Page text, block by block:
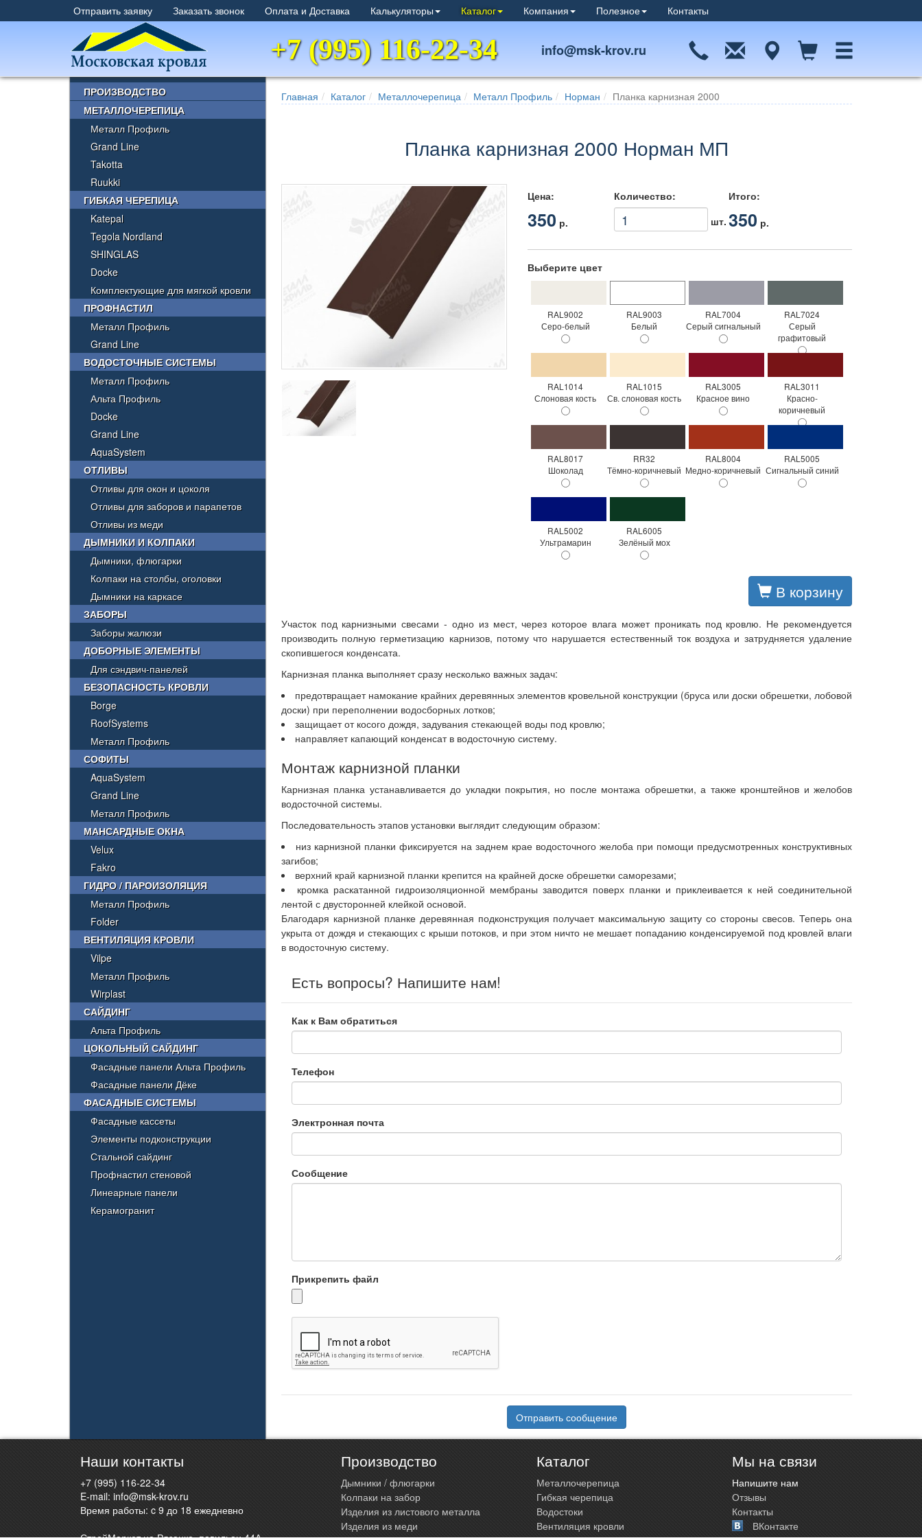
+7 (995) 116-22-34 info@msk-krov.ru
Отправить заявку Заказать звонок Оплата и Доставка Калькуляторы Каталог Компания Полезное Контакты
Главная Каталог Металлочерепица Металл Профиль Норман Планка карнизная 2000
Планка карнизная 2000 Норман МП
Цена:
350 р.
Количество:
шт.
Итого:
350 р.
Выберите цвет
RAL9002
Серо-белый
RAL9003
Белый
RAL7004
Серый сигнальный
RAL7024
Серый
графитовый
RAL1014
Слоновая кость
RAL1015
Св. слоновая кость
RAL3005
Красное вино
RAL3011
Красно-
коричневый
RAL8017
Шоколад
RR32
Тёмно-коричневый
RAL8004
Медно-коричневый
RAL5005
Сигнальный синий
RAL5002
Ультрамарин
RAL6005
Зелёный мох
В корзину
Участок под карнизными свесами - одно из мест, через которое влага может проникать под кровлю. Не рекомендуется
производить полную герметизацию карнизов, потому что нарушается естественный ток воздуха и затрудняется удаление
скопившегося конденсата.
Карнизная планка выполняет сразу несколько важных задач:
предотвращает намокание крайних деревянных элементов кровельной конструкции (бруса или доски обрешетки, лобовой
доски) при переполнении водосборных лотков;
защищает от косого дождя, задувания стекающей воды под кровлю;
направляет капающий конденсат в водосточную систему.
Монтаж карнизной планки
Карнизная планка устанавливается до укладки покрытия, но после монтажа обрешетки, а также кронштейнов и желобов
водосточной системы.
Последовательность этапов установки выглядит следующим образом:
низ карнизной планки фиксируется на заднем крае водосточного желоба при помощи предусмотренных конструктивных
загибов;
верхний край карнизной планки крепится на крайней доске обрешетки саморезами;
кромка раскатанной гидроизоляционной мембраны заводится поверх планки и приклеивается к ней соединительной
лентой с двусторонней клейкой основой.
Благодаря карнизной планке деревянная подконструкция получает максимальную защиту со стороны свесов. Теперь она
укрыта от дождя и стекающих с крыши потоков, и при этом ничто не мешает попаданию конденсируемой под кровлей влаги
в водосточную систему.
Есть вопросы? Напишите нам!
Как к Вам обратиться
Телефон
Электронная почта
Сообщение
Прикрепить файл
Отправить сообщение
ПРОИЗВОДСТВО
МЕТАЛЛОЧЕРЕПИЦА
Металл Профиль
Grand Line
Takotta
Ruukki
ГИБКАЯ ЧЕРЕПИЦА
Katepal
Tegola Nordland
SHINGLAS
Docke
Комплектующие для мягкой кровли
ПРОФНАСТИЛ
Металл Профиль
Grand Line
ВОДОСТОЧНЫЕ СИСТЕМЫ
Металл Профиль
Альта Профиль
Docke
Grand Line
AquaSystem
ОТЛИВЫ
Отливы для окон и цоколя
Отливы для заборов и парапетов
Отливы из меди
ДЫМНИКИ И КОЛПАКИ
Дымники, флюгарки
Колпаки на столбы, оголовки
Дымники на каркасе
ЗАБОРЫ
Заборы жалюзи
ДОБОРНЫЕ ЭЛЕМЕНТЫ
Для сэндвич-панелей
БЕЗОПАСНОСТЬ КРОВЛИ
Borge
RoofSystems
Металл Профиль
СОФИТЫ
AquaSystem
Grand Line
Металл Профиль
МАНСАРДНЫЕ ОКНА
Velux
Fakro
ГИДРО / ПАРОИЗОЛЯЦИЯ
Металл Профиль
Folder
ВЕНТИЛЯЦИЯ КРОВЛИ
Vilpe
Металл Профиль
Wirplast
САЙДИНГ
Альта Профиль
ЦОКОЛЬНЫЙ САЙДИНГ
Фасадные панели Альта Профиль
Фасадные панели Дёке
ФАСАДНЫЕ СИСТЕМЫ
Фасадные кассеты
Элементы подконструкции
Стальной сайдинг
Профнастил стеновой
Линеарные панели
Керамогранит
Наши контакты
+7 (995) 116-22-34
E-mail: info@msk-krov.ru
Время работы: c 9 до 18 ежедневно
Производство
Дымники / флюгарки
Колпаки на забор
Изделия из листового металла
Изделия из меди
Каталог
Металлочерепица
Гибкая черепица
Водостоки
Вентиляция кровли
Мы на связи
Напишите нам
Отзывы
Контакты
ВКонтакте